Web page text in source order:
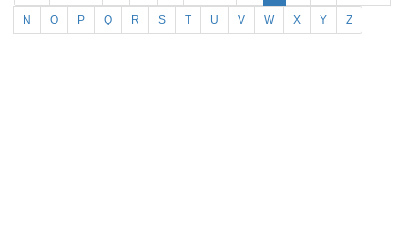
N O P Q R S T U V W X Y Z